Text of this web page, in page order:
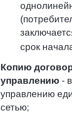
срок
Копию
управлению -
управлению
сетью;